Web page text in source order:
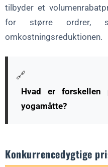
tilbyder et
for større ordrer,
omkostningsreduktionen.
🔗
Hvad er
yogamåtte?
Konkurrencedygtige